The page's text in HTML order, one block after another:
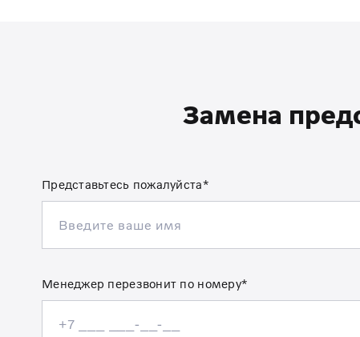
Замена
Представьтесь пожалуйста*
Менеджер перезвонит по номеру*